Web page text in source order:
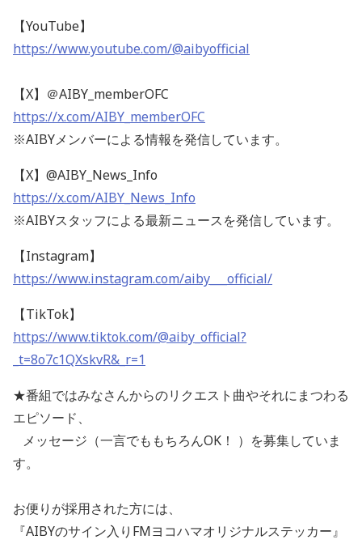
【YouTube】
https://www.youtube.com/@aibyofficial
【X】＠AIBY_memberOFC
https://x.com/AIBY_memberOFC
※AIBYメンバーによる情報を発信しています。
【X】@AIBY_News_Info
https://x.com/AIBY_News_Info
※AIBYスタッフによる最新ニュースを発信しています。
【Instagram】
https://www.instagram.com/aiby___official/
【TikTok】
https://www.tiktok.com/@aiby_official?
_t=8o7c1QXskvR&_r=1
★番組ではみなさんからのリクエスト曲やそれにまつわる
エピソード、
メッセージ（一言でももちろんOK！ ）を募集していま
す。
お便りが採用された方には、
『AIBYのサイン入りFMヨコハマオリジナルステッカー』